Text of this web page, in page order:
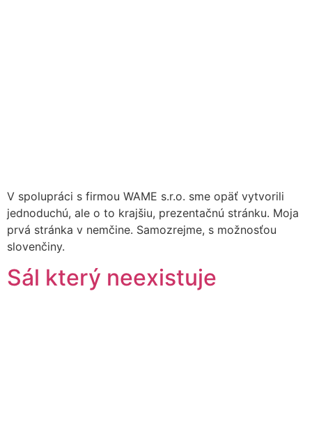
V spolupráci s firmou WAME s.r.o. sme opäť vytvorili
jednoduchú, ale o to krajšiu, prezentačnú stránku. Moja
prvá stránka v nemčine. Samozrejme, s možnosťou
slovenčiny.
Sál který neexistuje